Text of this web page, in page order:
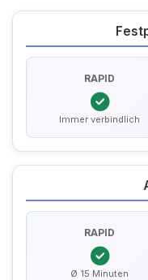
RAPID
Immer verbindlich
RAPID
Ø 15 Minuten